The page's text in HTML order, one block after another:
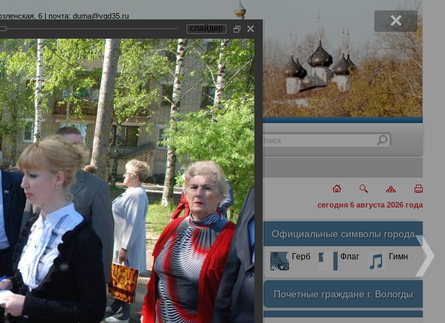
6 | почта: duma@vgd35.ru
vologda.ru
Депутатские объединения
сегодня 6 августа 2026 года
Размер шрифта: А А
Официальные символы города
Герб Флаг Гимн
Почетные граждане г. Вологды
слайдер